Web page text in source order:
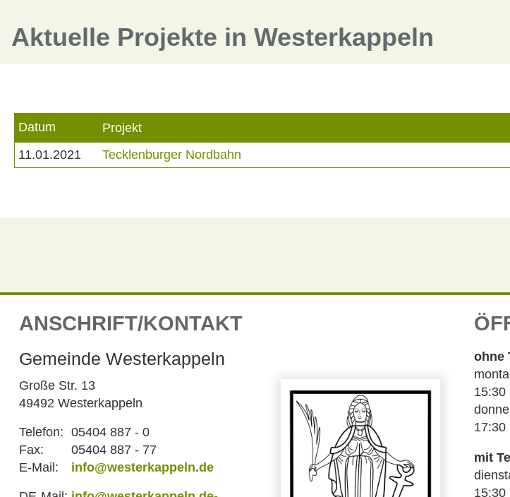
Aktuelle Projekte in Westerkappeln
Datum
Projekt
11.01.2021
Tecklenburger Nordbahn
ANSCHRIFT/KONTAKT
Gemeinde Westerkappeln
Große Str. 13
49492 Westerkappeln
Telefon: 05404 887 - 0
Fax:
05404 887 - 77
E-Mail:
info@westerkappeln.de
ohne
15:30
17:30
mit
15:30